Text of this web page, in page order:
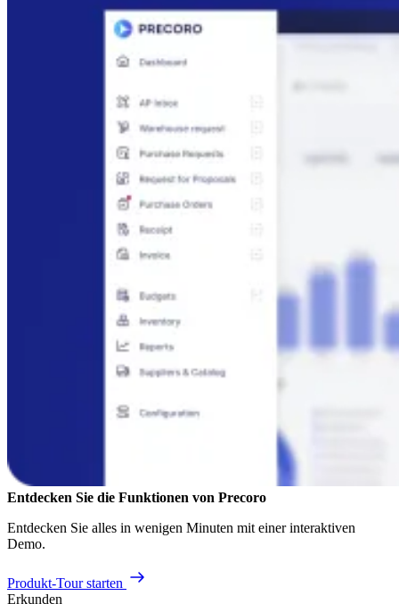
Entdecken Sie die Funktionen von Precoro
Entdecken Sie alles in wenigen Minuten mit einer interaktiven
Demo.
Produkt-Tour starten
Erkunden